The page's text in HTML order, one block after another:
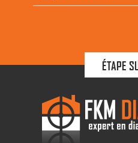
ÉTAPE